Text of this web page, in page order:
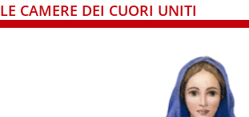
LE CAMERE DEI CUORI UNITI